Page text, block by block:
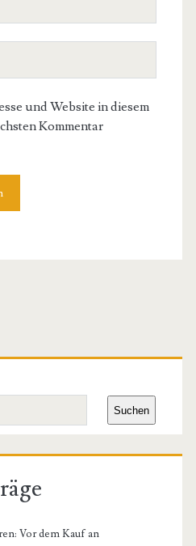
und Website in diesem
Kommentar
Suchen
Vor dem Kauf an